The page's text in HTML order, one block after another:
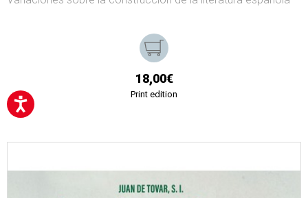
18,00€
Print edition